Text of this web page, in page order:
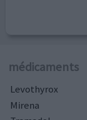
médicaments
Levothyrox
Mirena